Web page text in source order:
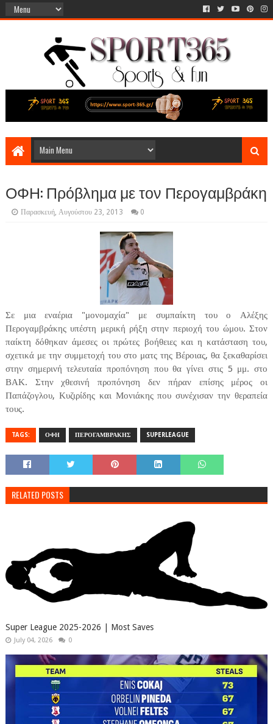
ΟΦΗ: Πρόβλημα με τον Περογαμβράκη
Παρασκευή, Αυγούστου 23, 2013 0
Σε μια εναέρια "μονομαχία" με συμπαίκτη του ο Αλέξης
Περογαμβράκης υπέστη μερική ρήξη στην περιοχή του ώμου. Στον
παίκτη δόθηκαν άμεσες οι πρώτες βοήθειες και η κατάσταση του,
σχετικά με την συμμετοχή του στο ματς της Βέροιας, θα ξεκαθαρίσει
στην σημερινή τελευταία προπόνηση που θα γίνει στις 5 μμ. στο
ΒΑΚ. Στην χθεσινή προπόνηση δεν πήραν επίσης μέρος οι
Παπάζογλου, Κυζιρίδης και Μονιάκης που συνέχισαν την θεραπεία
τους.
TAGS: ΟΦΗ ΠΕΡΟΓΑΜΒΡΑΚΗΣ SUPERLEAGUE
RELATED POSTS
Super League 2025-2026 | Most Saves
July 04, 2026 0